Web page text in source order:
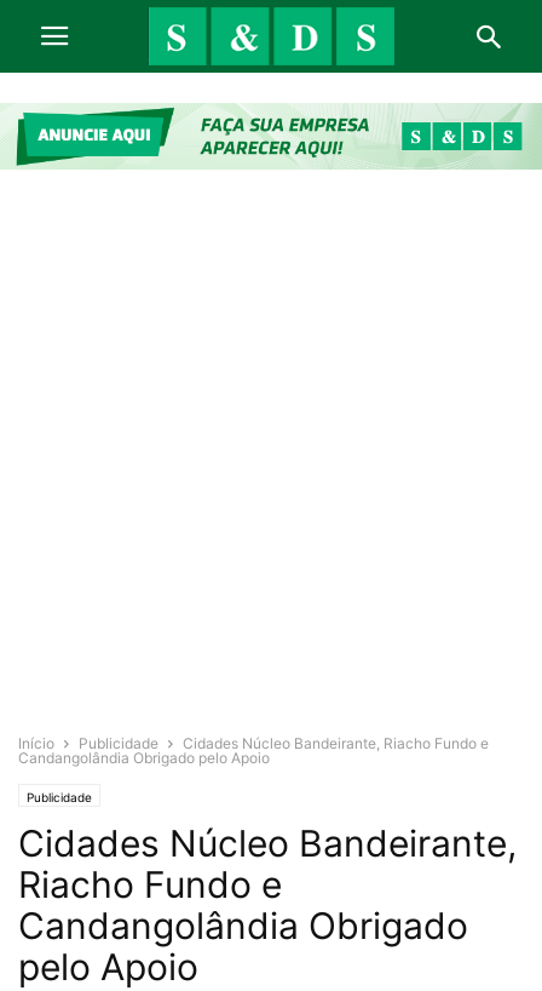
Início Publicidade
Cidades Núcleo Bandeirante, Riacho Fundo e
Candangolândia Obrigado pelo Apoio
Publicidade
Cidades Núcleo Bandeirante,
Riacho Fundo e
Candangolândia Obrigado
pelo Apoio